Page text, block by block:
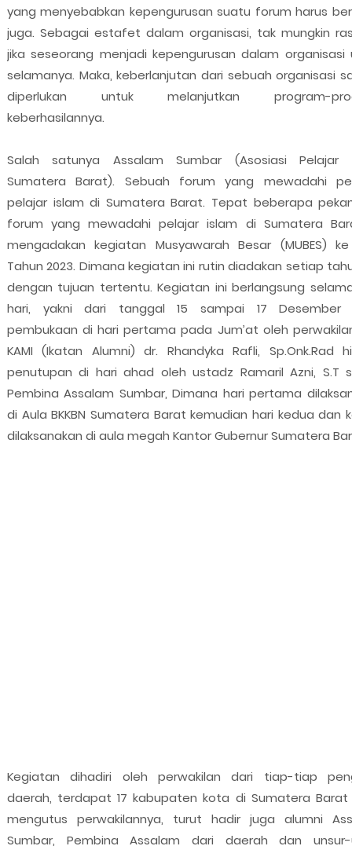
yang menyebabkan kepengurusan suatu forum harus
juga. Sebagai estafet dalam organisasi, tak mungkin
jika seseorang menjadi kepengurusan dalam organisasi
selamanya. Maka, keberlanjutan dari sebuah organisasi
diperlukan untuk melanjutkan program-
keberhasilannya.
Salah satunya Assalam Sumbar (Asosiasi Pelajar
Sumatera Barat). Sebuah forum yang mewadahi
pelajar islam di Sumatera Barat. Tepat beberapa
forum yang mewadahi pelajar islam di Sumatera
mengadakan kegiatan Musyawarah Besar (MUBES) ke
Tahun 2023. Dimana kegiatan ini rutin diadakan setiap
dengan tujuan tertentu. Kegiatan ini berlangsung
hari, yakni dari tanggal 15 sampai 17 Desember
pembukaan di hari pertama pada Jum’at oleh
KAMI (Ikatan Alumni) dr. Rhandyka Rafli, Sp.Onk.Rad
penutupan di hari ahad oleh ustadz Ramaril Azni, S.T
Pembina Assalam Sumbar, Dimana hari pertama
di Aula BKKBN Sumatera Barat kemudian hari kedua dan
dilaksanakan di aula megah Kantor Gubernur Sumatera
Kegiatan dihadiri oleh perwakilan dari tiap-tiap
daerah, terdapat 17 kabupaten kota di Sumatera Barat
mengutus perwakilannya, turut hadir juga alumni
Sumbar, Pembina Assalam dari daerah dan unsur-